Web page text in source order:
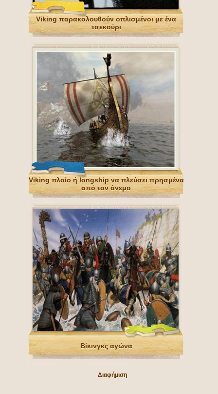
Viking παρακολουθούν οπλισμένοι με ένα
τσεκούρι
Viking πλοίο ή longship να πλεύσει πρησμένα
από τον άνεμο
Βίκινγκς αγώνα
Διαφήμιση